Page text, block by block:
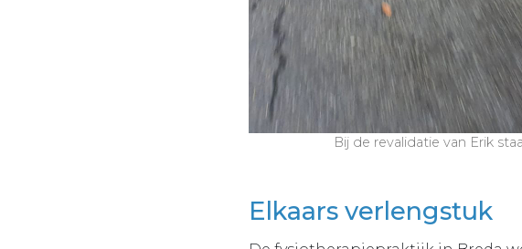
Bij de revalidatie van Erik
Elkaars verlengstuk